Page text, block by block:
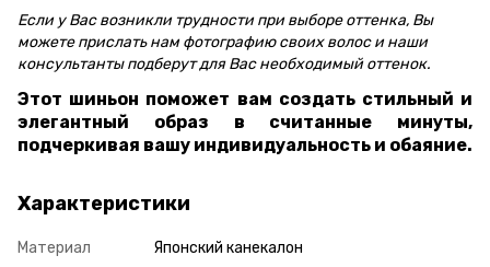
Если у Вас возникли трудности при выборе оттенка, Вы
можете прислать нам фотографию своих волос и наши
консультанты подберут для Вас необходимый оттенок.
Этот шиньон поможет вам создать стильный и
элегантный образ в считанные минуты,
подчеркивая вашу индивидуальность и обаяние.
Характеристики
Материал
Японский канекалон